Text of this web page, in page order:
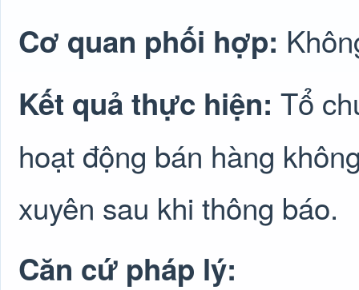
Cơ quan phối hợp:
Kết quả thực hiện: Tổ
hoạt động bán hàng
xuyên sau khi thông báo.
Căn cứ pháp lý: